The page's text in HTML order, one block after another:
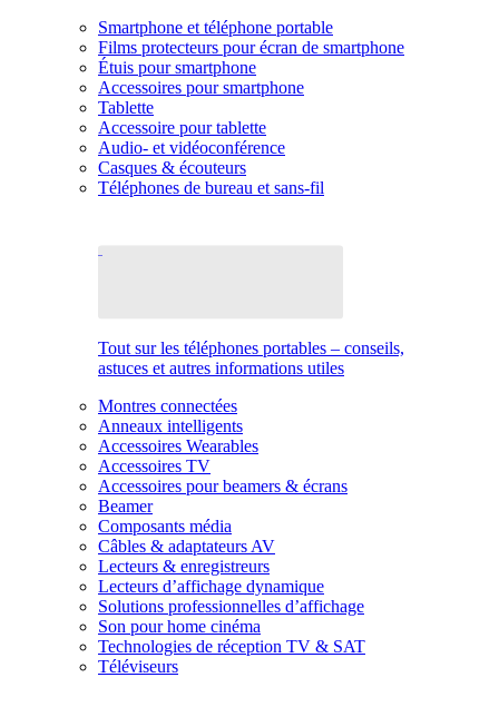
Smartphone et téléphone portable
Films protecteurs pour écran de smartphone
Étuis pour smartphone
Accessoires pour smartphone
Tablette
Accessoire pour tablette
Audio- et vidéoconférence
Casques & écouteurs
Téléphones de bureau et sans-fil
Tout sur les téléphones portables – conseils,
astuces et autres informations utiles
Montres connectées
Anneaux intelligents
Accessoires Wearables
Accessoires TV
Accessoires pour beamers & écrans
Beamer
Composants média
Câbles & adaptateurs AV
Lecteurs & enregistreurs
Lecteurs d’affichage dynamique
Solutions professionnelles d’affichage
Son pour home cinéma
Technologies de réception TV & SAT
Téléviseurs